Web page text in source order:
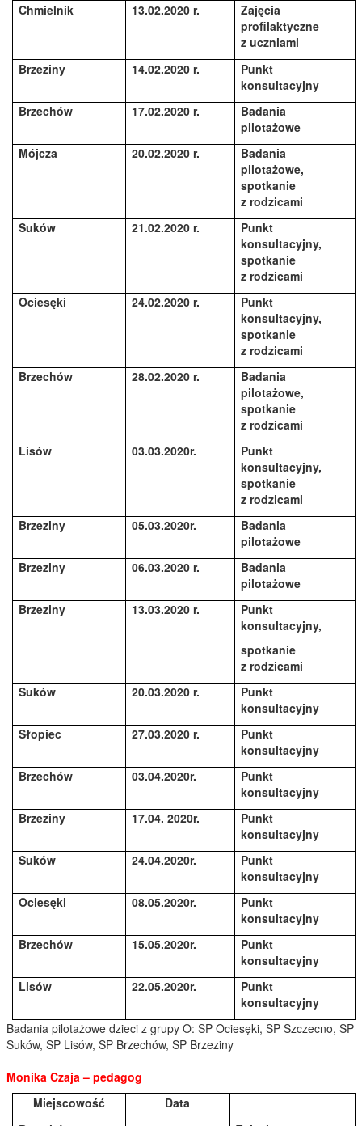
Chmielnik
13.02.2020 r.
Zajęcia
profilaktyczne
z uczniami
Brzeziny
14.02.2020 r.
Punkt
konsultacyjny
Brzechów
17.02.2020 r.
Badania
pilotażowe
Mójcza
20.02.2020 r.
Badania
pilotażowe,
spotkanie
z rodzicami
Suków
21.02.2020 r.
Punkt
konsultacyjny,
spotkanie
z rodzicami
Ociesęki
24.02.2020 r.
Punkt
konsultacyjny,
spotkanie
z rodzicami
Brzechów
28.02.2020 r.
Badania
pilotażowe,
spotkanie
z rodzicami
Lisów
03.03.2020r.
Punkt
konsultacyjny,
spotkanie
z rodzicami
Brzeziny
05.03.2020r.
Badania
pilotażowe
Brzeziny
06.03.2020 r.
Badania
pilotażowe
Brzeziny
13.03.2020 r.
Punkt
konsultacyjny,
spotkanie
z rodzicami
Suków
20.03.2020 r.
Punkt
konsultacyjny
Słopiec
27.03.2020 r.
Punkt
konsultacyjny
Brzechów
03.04.2020r.
Punkt
konsultacyjny
Brzeziny
17.04. 2020r.
Punkt
konsultacyjny
Suków
24.04.2020r.
Punkt
konsultacyjny
Ociesęki
08.05.2020r.
Punkt
konsultacyjny
Brzechów
15.05.2020r.
Punkt
konsultacyjny
Lisów
22.05.2020r.
Punkt
konsultacyjny
Badania pilotażowe dzieci z grupy O: SP Ociesęki, SP Szczecno, SP
Suków, SP Lisów, SP Brzechów, SP Brzeziny
Monika Czaja – pedagog
Miejscowość
Data